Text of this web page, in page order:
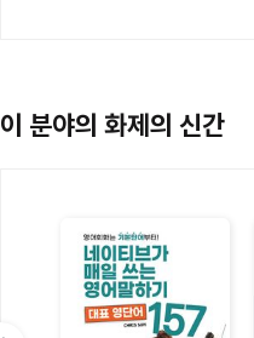
이 분야의 화제의 신간